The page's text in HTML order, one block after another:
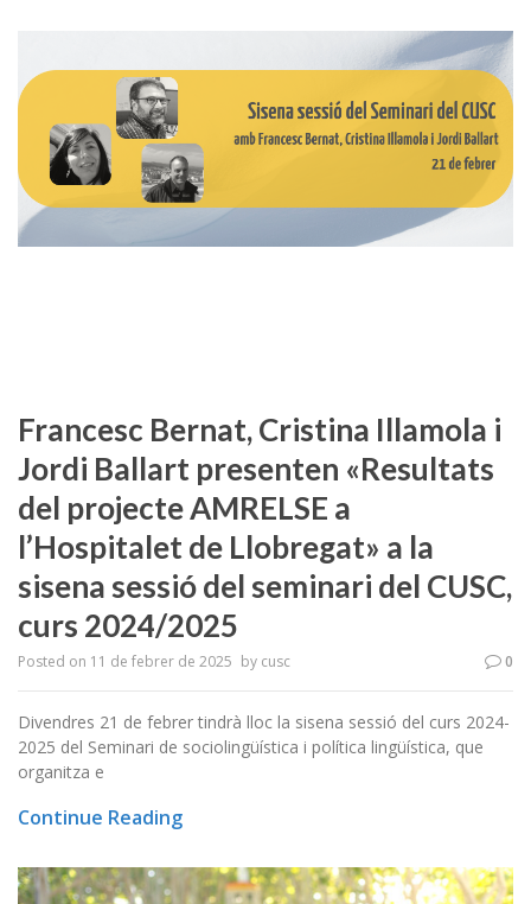
Francesc Bernat, Cristina Illamola i
Jordi Ballart presenten «Resultats
del projecte AMRELSE a
l’Hospitalet de Llobregat» a la
sisena sessió del seminari del CUSC,
curs 2024/2025
Posted on 11 de febrer de 2025 by cusc 0
Divendres 21 de febrer tindrà lloc la sisena sessió del curs 2024-
2025 del Seminari de sociolingüística i política lingüística, que
organitza e
Continue Reading